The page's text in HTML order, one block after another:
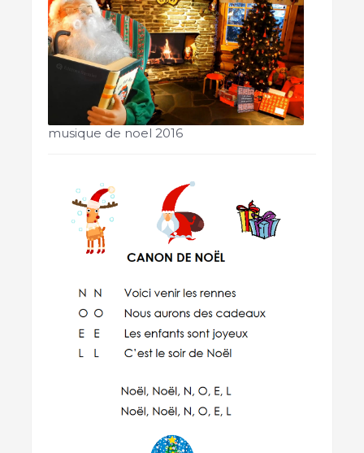
musique de noel 2016